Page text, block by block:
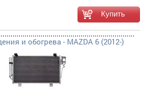
и обогрева - MAZDA 6 (2012-)